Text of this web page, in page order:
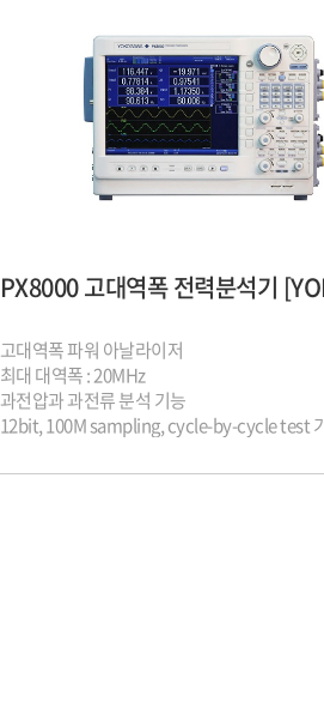
고대역폭 파워 아날라이저
최대 대역폭 : 20MHz
과전압과 과전류 분석 기능
12bit, 100M sampling, cycle-by-cycle test